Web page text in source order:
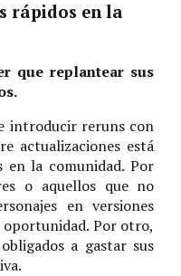
rápidos en la
que replantear sus
introducir reruns con
actualizaciones está
en la comunidad. Por
o aquellos que no
en versiones
Por otro,
a gastar sus